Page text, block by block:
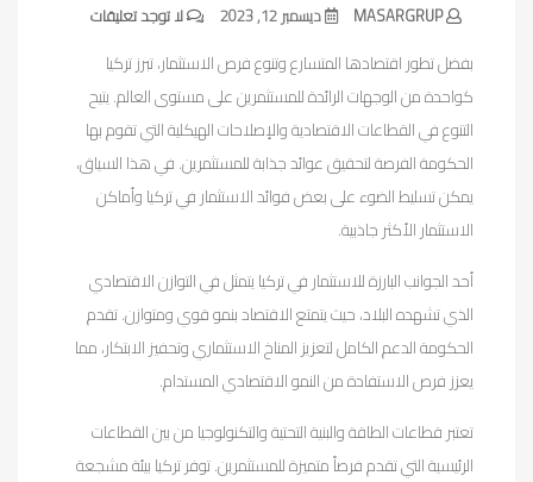
MASARGRUP ديسمبر 12, 2023 لا توجد تعليقات
بفضل تطور اقتصادها المتسارع وتنوع فرص الاستثمار، تبرز تركيا
كواحدة من الوجهات الرائدة للمستثمرين على مستوى العالم. يتيح
التنوع في القطاعات الاقتصادية والإصلاحات الهيكلية التي تقوم بها
الحكومة الفرصة لتحقيق عوائد جذابة للمستثمرين. في هذا السياق،
يمكن تسليط الضوء على بعض فوائد الاستثمار في تركيا وأماكن
الاستثمار الأكثر جاذبية.
أحد الجوانب البارزة للاستثمار في تركيا يتمثل في التوازن الاقتصادي
الذي تشهده البلاد، حيث يتمتع الاقتصاد بنمو قوي ومتوازن. تقدم
الحكومة الدعم الكامل لتعزيز المناخ الاستثماري وتحفيز الابتكار، مما
يعزز فرص الاستفادة من النمو الاقتصادي المستدام.
تعتبر قطاعات الطاقة والبنية التحتية والتكنولوجيا من بين القطاعات
الرئيسية التي تقدم فرصاً متميزة للمستثمرين. توفر تركيا بيئة مشجعة